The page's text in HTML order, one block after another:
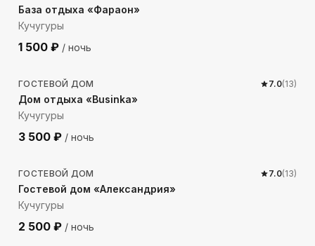
База отдыха «Фараон»
Кучугуры
1 500 ₽ / ночь
230 м до моря
ГОСТЕВОЙ ДОМ 7.0(13)
Дом отдыха «Businka»
Кучугуры
3 500 ₽ / ночь
74 м до моря
ГОСТЕВОЙ ДОМ 7.0(13)
Гостевой дом «Александрия»
Кучугуры
2 500 ₽ / ночь